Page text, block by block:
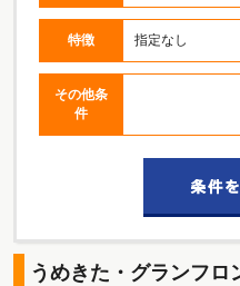
特徴 指定なし
その他条
件
うめきた・グランフロ